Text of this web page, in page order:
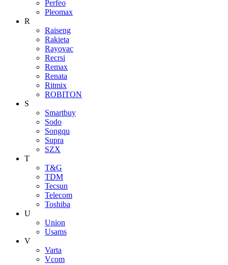
Perfeo
Pleomax
R
Raiseng
Rakieta
Rayovac
Recrsi
Remax
Renata
Ritmix
ROBITON
S
Smartbuy
Sodo
Songqu
Supra
SZX
T
T&G
TDM
Tecsun
Telecom
Toshiba
U
Union
Usams
V
Varta
Vcom